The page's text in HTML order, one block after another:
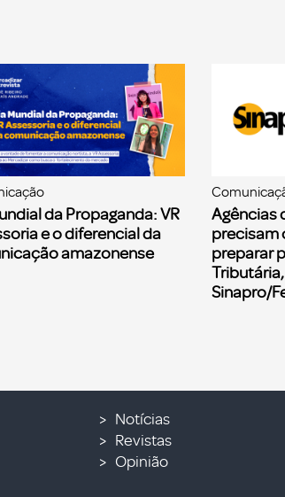
da Propaganda: VR
e o diferencial da
amazonense
Agências
precisam
preparar
Sinapro/
Notícias
Revistas
Opinião